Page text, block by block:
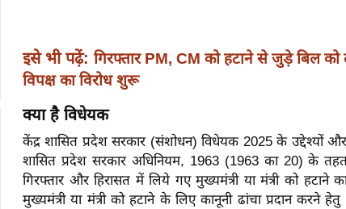
इसे भी पढ़ें: गिरफ्तार PM, CM को हटाने से जुड़े बिल को
विपक्ष का विरोध शुरू
क्या है विधेयक
केंद्र शासित प्रदेश सरकार (संशोधन) विधेयक 2025 के उद्देश्यों
शासित प्रदेश सरकार अधिनियम, 1963 (1963 का 20) के
गिरफ्तार और हिरासत में लिये गए मुख्यमंत्री या मंत्री को हटाने
मुख्यमंत्री या मंत्री को हटाने के लिए कानूनी ढांचा प्रदान करने